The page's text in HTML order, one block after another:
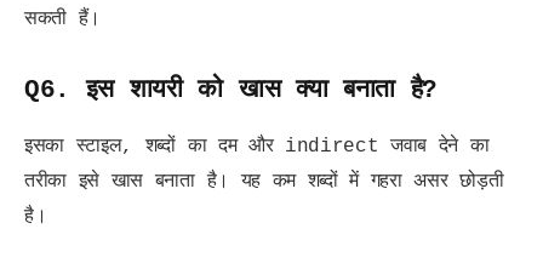
सकती हैं।
Q6. इस शायरी को खास क्या बनाता है?
इसका स्टाइल, शब्दों का दम और indirect जवाब देने का
तरीका इसे खास बनाता है। यह कम शब्दों में गहरा असर छोड़ती
है।